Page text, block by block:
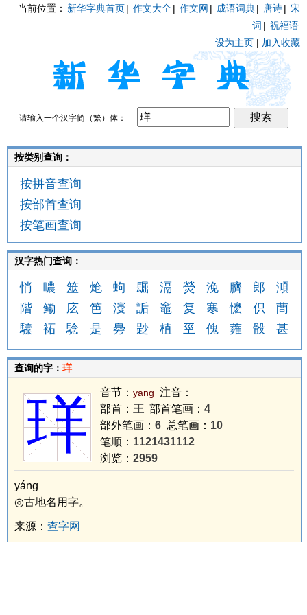
当前位置： 新华字典首页| 作文大全| 作文网 | 成语词典| 唐诗| 宋
词 | 祝福语
设为主页 | 加入收藏
请输入一个汉字简（繁）体：
按类别查询：
按拼音查询
按部首查询
按笔画查询
汉字热门查询：
悄 噥 筮 炝 蚼 镼 滆 熒 浼 臍 郎
澒
階
鳓 庅 笆 濅 詬 竈 复 寒 懡 伿
蔄
驝
袥 騐 是 臱 尟 植 巠 傀 蕹 骰 甚
查询的字： 珜
珜 音节： yang 注音：
部首： 王 部首笔画： 4
部外笔画： 6 总笔画： 10
笔顺： 1121431112
浏览： 2959
yáng
◎古地名用字。
来源： 查字网